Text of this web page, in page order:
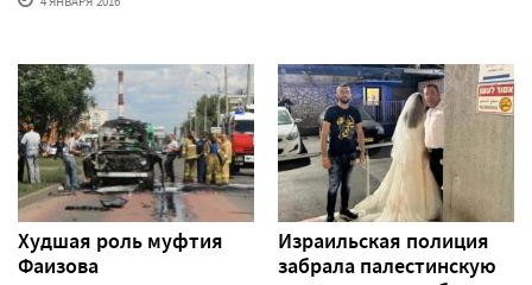
Худшая роль муфтия
Фаизова
Израильская полиция
забрала палестинскую